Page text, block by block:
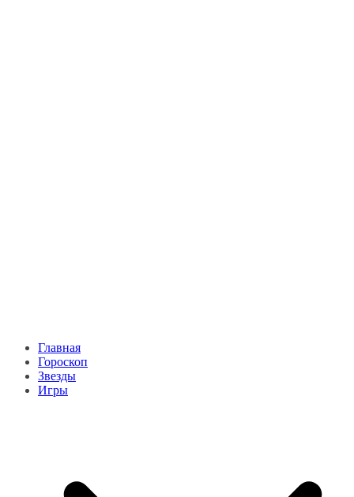
Главная
Гороскоп
Звезды
Игры